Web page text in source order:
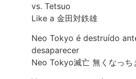
vs. Tetsuo
Like a 金田対鉄雄
Neo Tokyo é destruído
desaparecer
Neo Tokyo滅亡 無くなっち